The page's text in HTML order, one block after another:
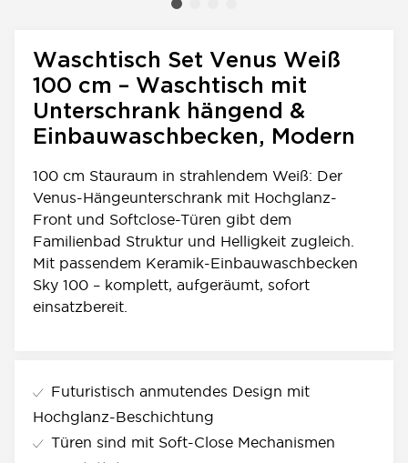
Waschtisch Set Venus Weiß
100 cm – Waschtisch mit
Unterschrank hängend &
Einbauwaschbecken, Modern
100 cm Stauraum in strahlendem Weiß: Der
Venus-Hängeunterschrank mit Hochglanz-
Front und Softclose-Türen gibt dem
Familienbad Struktur und Helligkeit zugleich.
Mit passendem Keramik-Einbauwaschbecken
Sky 100 – komplett, aufgeräumt, sofort
einsatzbereit.
Futuristisch anmutendes Design mit
Hochglanz-Beschichtung
Türen sind mit Soft-Close Mechanismen